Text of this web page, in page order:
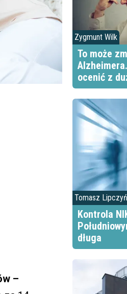
–
Zygmunt Wilk
To może
ocenić z
Tomasz
Kontrola
długa